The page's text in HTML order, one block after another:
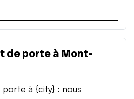
de porte à Mont-
à {city} : nous